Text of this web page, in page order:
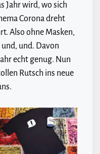
Jahr wird, wo sich
Corona dreht
Also ohne Masken,
und, und. Davon
echt genug. Nun
Rutsch ins neue